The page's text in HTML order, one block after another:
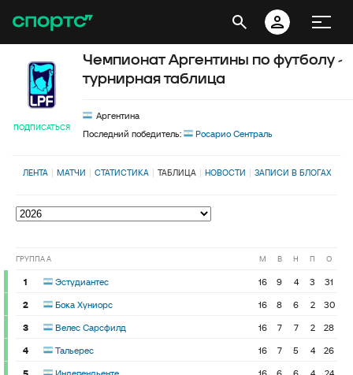
ПОДПИСАТЬСЯ
Чемпионат Аргентины по футболу -
турнирная таблица
Аргентина
Последний победитель:
Росарио Сентраль
ЛЕНТА МАТЧИ СТАТИСТИКА ТАБЛИЦА НОВОСТИ ЗАПИСИ В БЛОГАХ
ГРУППА A М В Н П О
1 Эстудиантес 16 9 4 3
31
2
Бока Хуниорс 16 8 6 2
30
3
Велес Сарсфилд 16 7 7 2
28
4
Тальерес 16 7 5 4
26